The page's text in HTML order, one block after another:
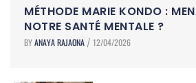
MÉTHODE MARIE KONDO :
NOTRE SANTÉ MENTALE ?
BYANAYA RAJAONA / 12/04/2026